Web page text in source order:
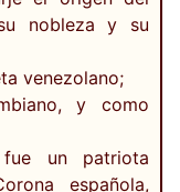
nobleza y su
venezolano;
y como
un patriota
española,